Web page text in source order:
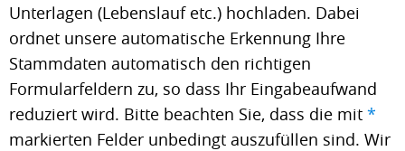
Unterlagen (Lebenslauf etc.) hochladen. Dabei
ordnet unsere automatische Erkennung Ihre
Stammdaten automatisch den richtigen
Formularfeldern zu, so dass Ihr Eingabeaufwand
reduziert wird. Bitte beachten Sie, dass die mit *
markierten Felder unbedingt auszufüllen sind. Wir